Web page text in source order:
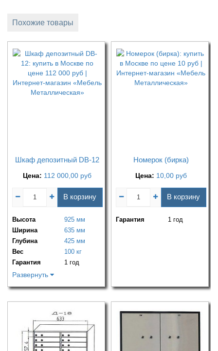
Похожие товары
Шкаф депозитный DB-12
Цена: 112 000,00 руб
В корзину
Высота
925 мм
Ширина
635 мм
Глубина
425 мм
Вес
100 кг
Гарантия
1 год
Развернуть
Номерок (бирка)
Цена: 10,00 руб
В корзину
Гарантия 1 год